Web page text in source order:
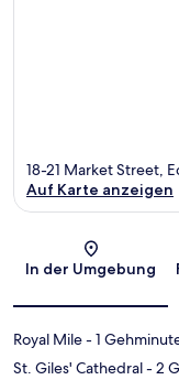
18-21 Market Street,
Auf Karte anzeigen
In der Umgebung
Royal Mile- 1
St. Giles' Cathedral- 2